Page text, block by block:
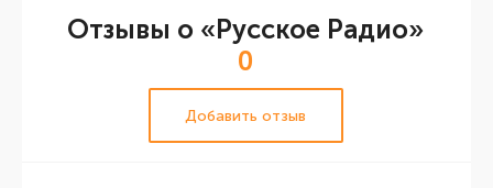
Отзывы о «Русское Радио»
0
Добавить отзыв